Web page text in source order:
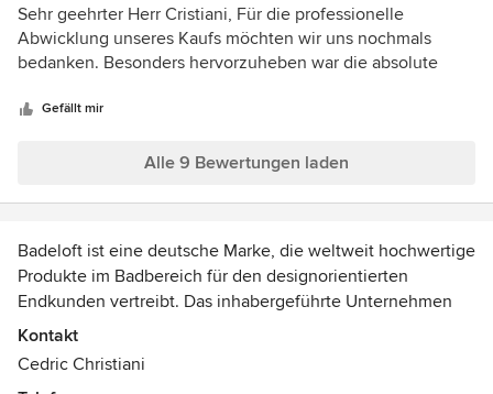
5
von
5
Sehr geehrter Herr Cristiani, Für die professionelle
Abwicklung unseres Kaufs möchten wir uns nochmals
bedanken. Besonders hervorzuheben war die absolute
nicht zu übertreffen. Badewanne und Waschbecken sind
sehr ausgefallen und fügt sich hervorragend in das
rundum sehr zufrieden mit dem Kauf - dafür nochmals
Gefällt mir
Alle 9 Bewertungen laden
Badeloft ist eine deutsche Marke, die weltweit hochwertige
Produkte im Badbereich für den designorientierten
Endkunden vertreibt. Das inhabergeführte Unternehmen
hat seinen Hauptsitz in Berlin. Das junge Team verfügt über
jahrelange Erfahrung in der Produktion, Vermarktung und
Kontakt
Cedric Christiani